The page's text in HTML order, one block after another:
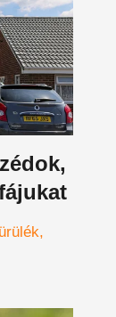
ürülék